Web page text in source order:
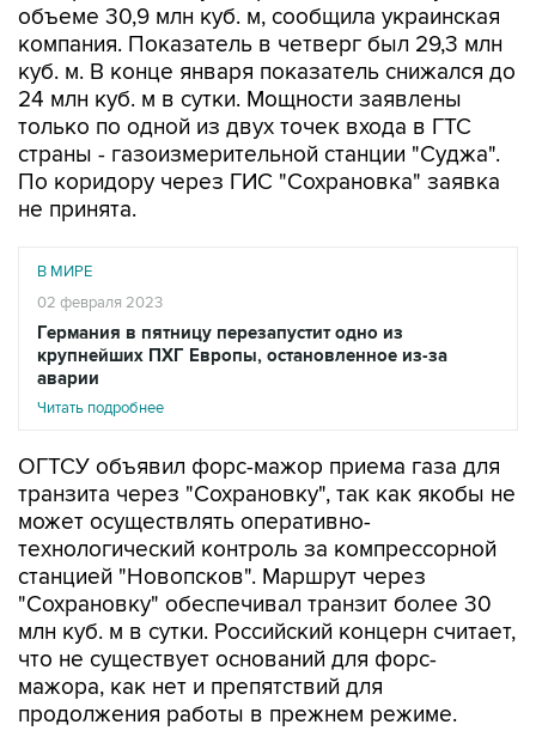
объеме 30,9 млн куб. м, сообщила украинская
компания. Показатель в четверг был 29,3 млн
куб. м. В конце января показатель снижался до
24 млн куб. м в сутки. Мощности заявлены
только по одной из двух точек входа в ГТС
страны - газоизмерительной станции "Суджа".
По коридору через ГИС "Сохрановка" заявка
не принята.
В МИРЕ
02 февраля 2023
Германия в пятницу перезапустит одно из
крупнейших ПХГ Европы, остановленное из-за
аварии
Читать подробнее
ОГТСУ объявил форс-мажор приема газа для
транзита через "Сохрановку", так как якобы не
может осуществлять оперативно-
технологический контроль за компрессорной
станцией "Новопсков". Маршрут через
"Сохрановку" обеспечивал транзит более 30
млн куб. м в сутки. Российский концерн считает,
что не существует оснований для форс-
мажора, как нет и препятствий для
продолжения работы в прежнем режиме.